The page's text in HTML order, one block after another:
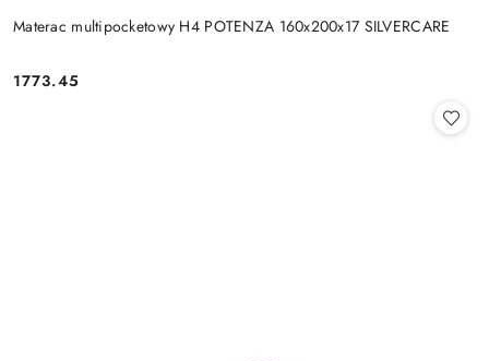
Materac multipocketowy H4 POTENZA 160x200x17 SILVERCARE
Cena:
1773.45